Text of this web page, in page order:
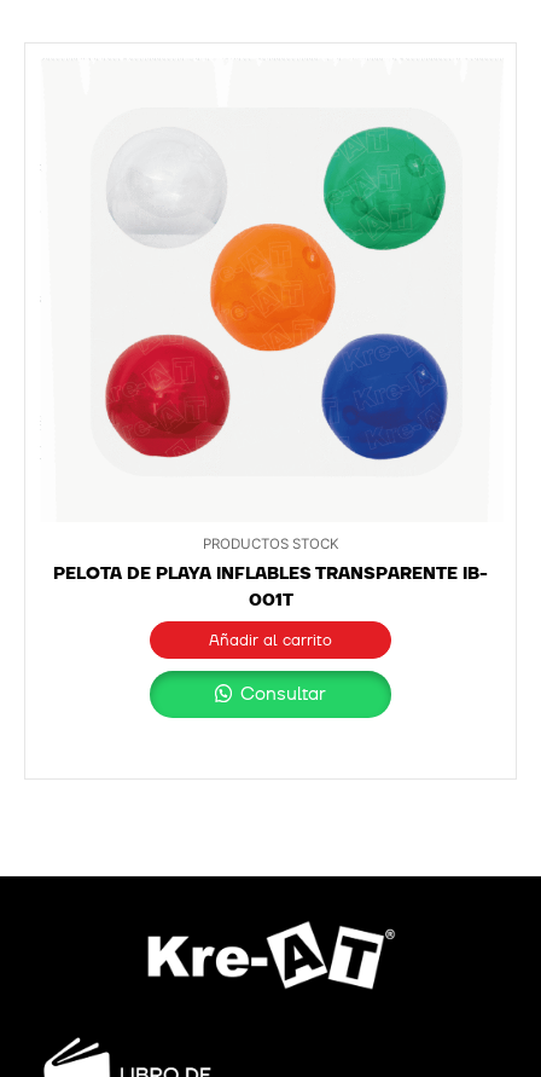
PRODUCTOS STOCK
PELOTA DE PLAYA INFLABLES TRANSPARENTE IB-
001T
Añadir al carrito
Consultar